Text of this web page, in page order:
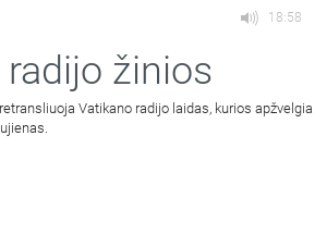
18:58
žinios
Vatikano radijo laidas, kurios apžvelgia